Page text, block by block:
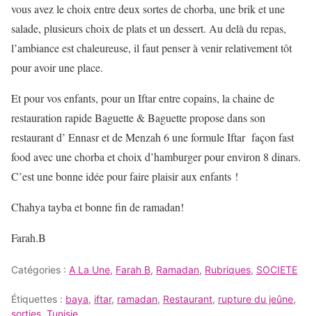
vous avez le choix entre deux sortes de chorba, une brik et une
salade, plusieurs choix de plats et un dessert. Au delà du repas,
l’ambiance est chaleureuse, il faut penser à venir relativement tôt
pour avoir une place.
Et pour vos enfants, pour un Iftar entre copains, la chaine de
restauration rapide Baguette & Baguette propose dans son
restaurant d’ Ennasr et de Menzah 6 une formule Iftar façon fast
food avec une chorba et choix d’hamburger pour environ 8 dinars.
C’est une bonne idée pour faire plaisir aux enfants !
Chahya tayba et bonne fin de ramadan!
Farah.B
Catégories : A La Une, Farah B, Ramadan, Rubriques, SOCIETE
Étiquettes : baya, iftar, ramadan, Restaurant, rupture du jeûne,
sorties Tunisie